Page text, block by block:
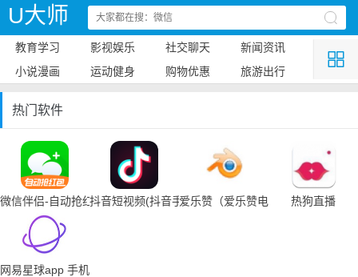
U大师
教育学习 影视娱乐 社交聊天
新闻资讯
小说漫画
运动健身 购物优惠 旅游出行
热门软件
微信伴侣-自动抢红包抖音短视频(抖音手机下载)爱乐赞（爱乐赞电脑手机下载）
热狗直播
网易星球app 手机下载